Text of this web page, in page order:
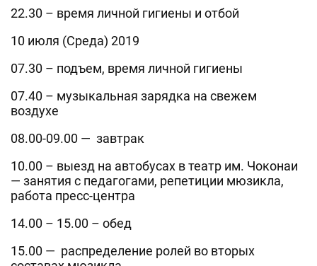
22.30 – время личной гигиены и отбой
10 июля (Среда) 2019
07.30 – подъем, время личной гигиены
07.40 – музыкальная зарядка на свежем
воздухе
08.00-09.00 — завтрак
10.00 – выезд на автобусах в театр им. Чоконаи
— занятия с педагогами, репетиции мюзикла,
работа пресс-центра
14.00 – 15.00 – обед
15.00 — распределение ролей во вторых